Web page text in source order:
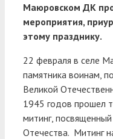
Маюровском ДК
мероприятия,
этому празднику.
22 февраля в селе
памятника воинам,
Великой
1945 годов прошел
митинг,
Отечества. Митинг